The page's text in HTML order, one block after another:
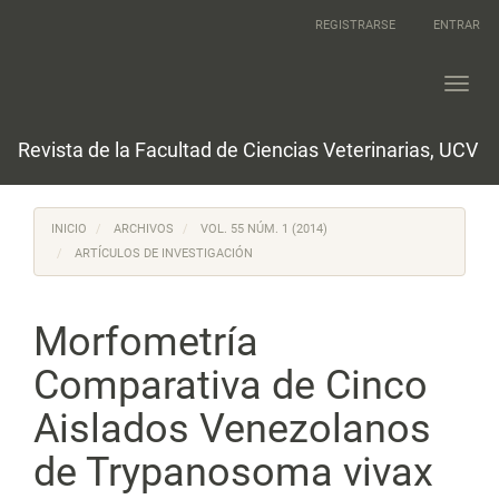
REGISTRARSE ENTRAR
Revista de la Facultad de Ciencias Veterinarias, UCV
INICIO ARCHIVOS
VOL. 55 NÚM. 1 (2014)
ARTÍCULOS DE INVESTIGACIÓN
Morfometría
Comparativa de Cinco
Aislados Venezolanos
de Trypanosoma vivax